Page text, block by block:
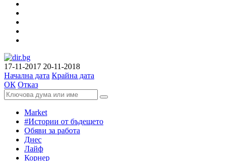
17-11-2017 20-11-2018
Начална дата Крайна дата
ОК Отказ
Market
#Истории от бъдещето
Обяви за работа
Днес
Лайф
Корнер